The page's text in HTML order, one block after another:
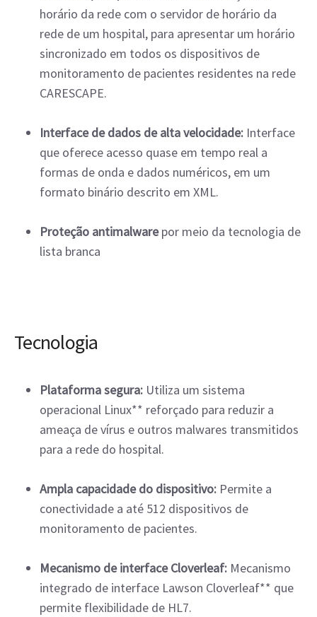
horário da rede com o servidor de horário da
rede de um hospital, para apresentar um horário
sincronizado em todos os dispositivos de
monitoramento de pacientes residentes na rede
CARESCAPE.
Interface de dados de alta velocidade: Interface
que oferece acesso quase em tempo real a
formas de onda e dados numéricos, em um
formato binário descrito em XML.
Proteção antimalwarepor meio da tecnologia de
lista branca
Tecnologia
Plataforma segura: Utiliza um sistema
operacional Linux** reforçado para reduzir a
ameaça de vírus e outros malwares transmitidos
para a rede do hospital.
Ampla capacidade do dispositivo: Permite a
conectividade a até 512 dispositivos de
monitoramento de pacientes.
Mecanismo de interface Cloverleaf: Mecanismo
integrado de interface Lawson Cloverleaf** que
permite flexibilidade de HL7.